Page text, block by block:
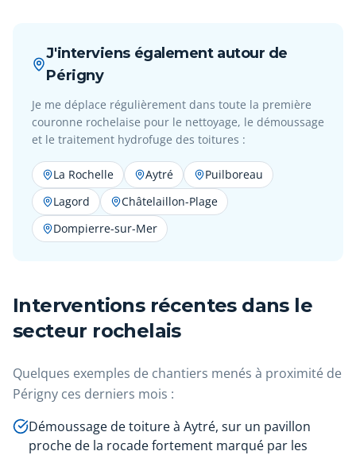
J'interviens également autour de
Périgny
Je me déplace régulièrement dans toute la première
couronne rochelaise pour le nettoyage, le démoussage
et le traitement hydrofuge des toitures :
La Rochelle Aytré
Puilboreau
Lagord
Châtelaillon-Plage
Dompierre-sur-Mer
Interventions récentes dans le
secteur rochelais
Quelques exemples de chantiers menés à proximité de
Périgny ces derniers mois :
Démoussage de toiture à Aytré, sur un pavillon
proche de la rocade fortement marqué par les